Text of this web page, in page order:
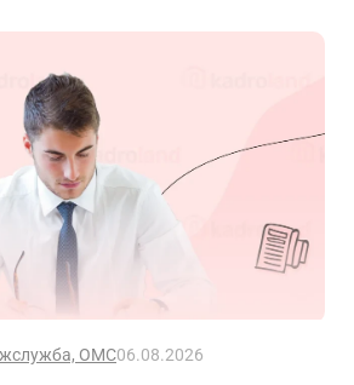
ОМС06.08.2026